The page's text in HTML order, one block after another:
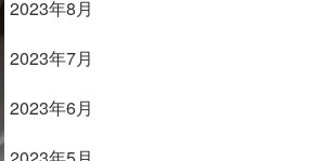
2023年8月
2023年7月
2023年6月